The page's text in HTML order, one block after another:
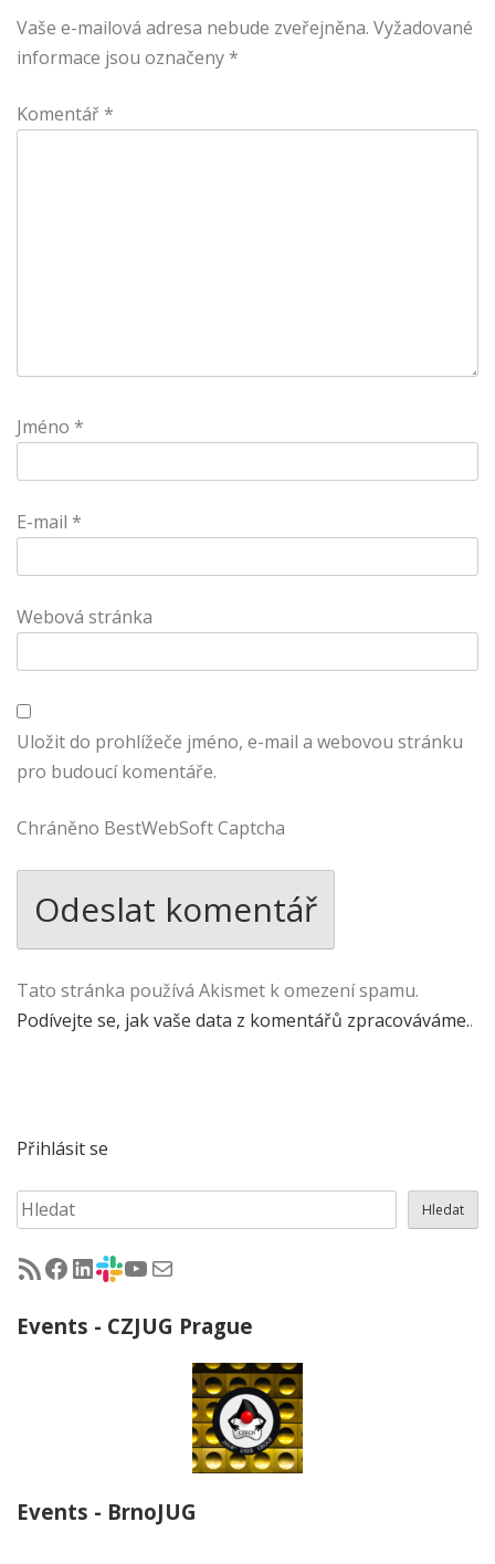
Vaše e-mailová adresa nebude zveřejněna. Vyžadované
informace jsou označeny *
Komentář *
Jméno *
E-mail *
Webová stránka
Uložit do prohlížeče jméno, e-mail a webovou stránku
pro budoucí komentáře.
Chráněno BestWebSoft Captcha
Tato stránka používá Akismet k omezení spamu.
Podívejte se, jak vaše data z komentářů zpracováváme..
Přihlásit se
Hledat Hledat
RSS - články na jug.cz
Facebook skupina Czech Java User Group
LinkedIn skupina Czech Java User Group
CZJUG Slack fórum
CZJUG YouTube kanálCZJUG email
Events - CZJUG Prague
Events - BrnoJUG